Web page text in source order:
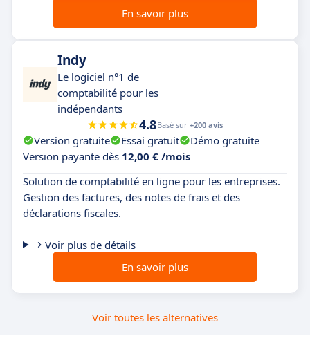
En savoir plus
Indy
Le logiciel n°1 de
comptabilité pour les
indépendants
4.8Basé sur +200 avis
Version gratuite Essai gratuit
Démo gratuite
Version payante dès 12,00 € /mois
Solution de comptabilité en ligne pour les entreprises.
Gestion des factures, des notes de frais et des
déclarations fiscales.
Voir plus de détails
En savoir plus
Voir toutes les alternatives